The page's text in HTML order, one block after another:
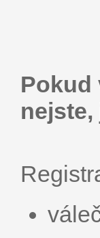
Pokud